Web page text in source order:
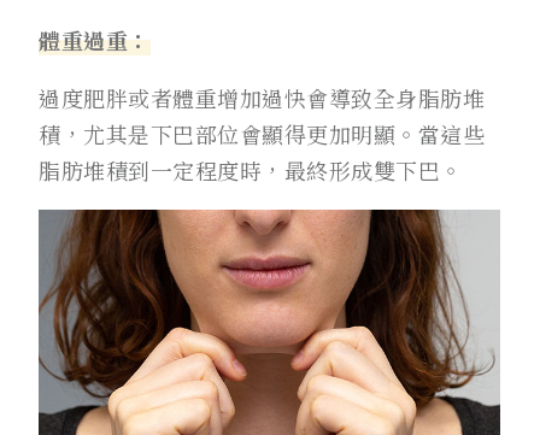
體重過重：
過度肥胖或者體重增加過快會導致全身脂肪堆
積，尤其是下巴部位會顯得更加明顯。當這些
脂肪堆積到一定程度時，最終形成雙下巴。